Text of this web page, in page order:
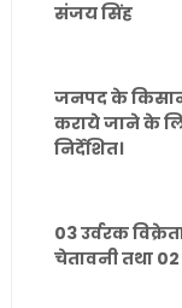
संजय सिंह
जनपद के
कराये जाने के
निर्देशित।
03 उर्वरक
चेतावनी तथा